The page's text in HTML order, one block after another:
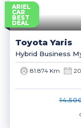
ARIEL
CAR
BEST
DEAL
ToyotaYaris
Hybrid Business
81.874 Km